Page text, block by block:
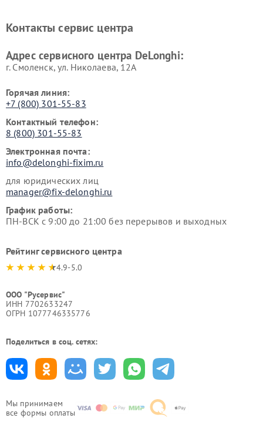
Мы принимаем
все формы оплаты
DeLonghi
DeLonghi
Контакты сервис центра
Адрес сервисного центра DeLonghi:
г. Смоленск, ул. Николаева, 12А
Горячая линия:
+7 (800) 301-55-83
Контактный телефон:
8 (800) 301-55-83
Электронная почта:
info@delonghi-fixim.ru
для юридических лиц
manager@fix-delonghi.ru
График работы:
ПН-ВСК с 9:00 до 21:00 без перерывов и выходных
Рейтинг сервисного центра
4.9-5.0
ООО "Русервис"
ИНН 7702633247
ОГРН 1077746335776
Поделиться в соц. сетях: